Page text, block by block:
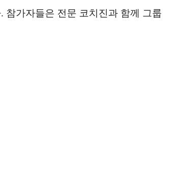
참가자들은 전문 코치진과 함께 그룹